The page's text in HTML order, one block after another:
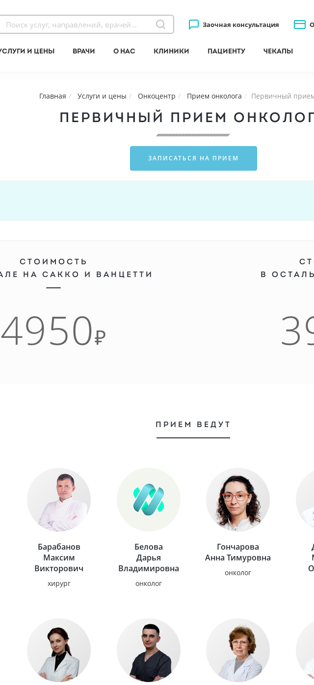
Заочная консультация
и цены Врачи О нас Клиники Пациенту Чекапы
Главная Услуги и цены Онкоцентр Прием онколога Первичный
ПЕРВИЧНЫЙ ПРИЕМ
ЗАПИСАТЬСЯ НА ПРИЕМ
СТОИМОСТЬ
НА САККО И ВАНЦЕТТИ
4950₽
В
ПРИЕМ ВЕДУТ
Барабанов
Максим
Викторович
хирург
Белова
Дарья
Владимировна
онколог
Гончарова
Анна Тимуровна
онколог